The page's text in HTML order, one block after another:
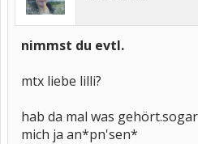
nimmst du evtl.
mtx liebe lilli?
hab da mal was
mich ja an*pn'sen*